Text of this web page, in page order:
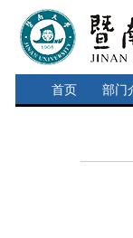
首页 部门